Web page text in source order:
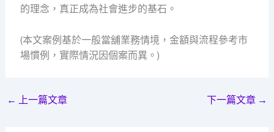
的理念，真正成為社會進步的基石。
(本文案例基於一般當舖業務情境，金額與流程參考市
場慣例，實際情況因個案而異。)
← 上一篇文章 下一篇文章 →